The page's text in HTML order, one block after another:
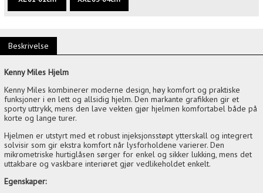
Beskrivelse
Kenny Miles Hjelm
Kenny Miles kombinerer moderne design, høy komfort og praktiske
funksjoner i en lett og allsidig hjelm. Den markante grafikken gir et
sporty uttrykk, mens den lave vekten gjør hjelmen komfortabel både på
korte og lange turer.
Hjelmen er utstyrt med et robust injeksjonsstøpt ytterskall og integrert
solvisir som gir ekstra komfort når lysforholdene varierer. Den
mikrometriske hurtiglåsen sørger for enkel og sikker lukking, mens det
uttakbare og vaskbare interiøret gjør vedlikeholdet enkelt.
Egenskaper: